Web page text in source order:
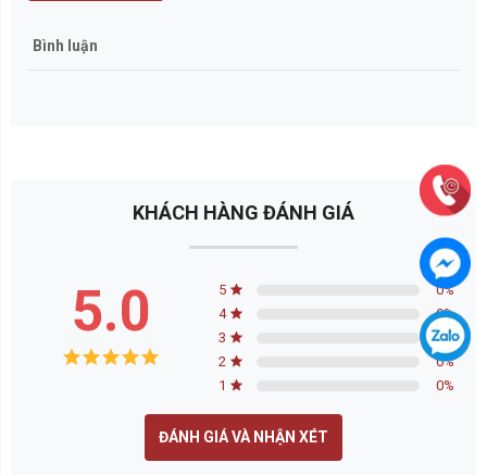
Bình luận
KHÁCH HÀNG ĐÁNH GIÁ
5.0 5 0%
4
0%
3
0%
2
0%
1
0%
ĐÁNH GIÁ VÀ NHẬN XÉT